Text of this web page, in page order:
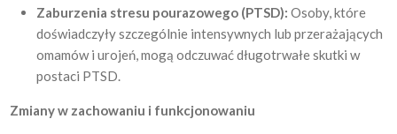
Zaburzenia stresu pourazowego (PTSD): Osoby, które
doświadczyły szczególnie intensywnych lub przerażających
omamów i urojeń, mogą odczuwać długotrwałe skutki w
postaci PTSD.
Zmiany w zachowaniu i funkcjonowaniu